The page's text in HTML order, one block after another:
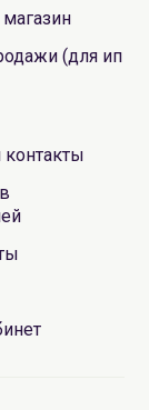
(для ип